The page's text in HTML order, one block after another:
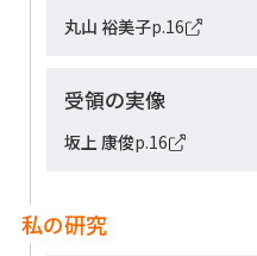
丸山 裕美子p.16
受領の実像
坂上 康俊p.16
私の研究